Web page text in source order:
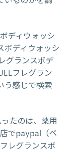
ディウォッシ
ボディウォッシ
グランスボデ
フレグラン
う感じで検索
たのは、薬用
でpaypal（ペ
レグランスボ